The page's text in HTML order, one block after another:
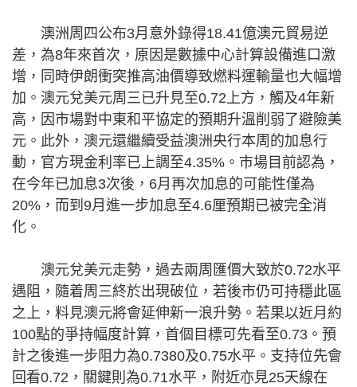
澳洲周四公布3月意外錄得18.41億澳元貿易逆
差，為8年來首次，原因是數據中心計算設備進口激
增，同時伊朗衝突推高油價導致燃料運輸量也大幅增
加。澳元兌美元周三已升見至0.72上方，觸及4年新
高，因市場對中東和平協定的預期升溫削弱了避險美
元。此外，澳元還繼續受益澳洲央行本周的加息行
動，官方現金利率已上調至4.35%。市場目前認為，
在今年已加息3次後，6月再次加息的可能性僅為
20%，而到9月進一步加息至4.6厘預期已被完全消
化。
澳元兌美元走勢，過去兩周匯價大致於0.72水平
遇阻，隨着周三終於出現破位，若後市仍可持穩此區
之上，料見澳元將會延伸新一浪升勢。若果以近月約
100點的爭持幅度計算，首個目標可先看至0.73。預
計之後進一步阻力為0.7380及0.75水平。支持位先會
回看0.72，關鍵則為0.71水平，附近亦見25天線在